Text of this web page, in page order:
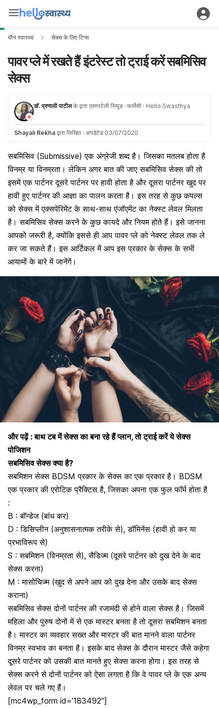
यौन स्वास्थ्य सेक्स के लिए टिप्स
पावर प्ले में रखते हैं इंटरेस्ट तो ट्राई करें सबमिसिव
सेक्स
डॉ. प्रणाली पाटीलके द्वारा एक्स्पर्टली रिव्यूड · फार्मेसी · Hello Swasthya
Shayali Rekha द्वारा लिखित · अपडेटेड 03/07/2020
सबमिसिव (Submissive) एक अंग्रेजी शब्द है। जिसका मतलब होता है
विनम्र या विनम्रता। लेकिन अगर बात की जाए सबमिसिव सेक्स की तो
इसमें एक पार्टनर दूसरे पार्टनर पर हावी होता है और दूसरा पार्टनर खुद पर
हावी हुए पार्टनर की आज्ञा का पालन करता है। इस तरह से कुछ कपल्स
को सेक्स में एक्सपेरिमेंट के साथ-साथ एंजॉएमेंट का नेक्स्ट लेवल मिलता
है। सबमिसिव सेक्स करने के कुछ कायदे और नियम होते हैं। इसे जानना
आपको जरूरी है, क्योंकि इससे ही आप पावर प्ले को नेक्स्ट लेवल तक ले
कर जा सकते हैं। इस आर्टिकल में आप इस प्रकार के सेक्स के सभी
आयामों के बारे में जानेंगें।
और पढ़ें :बाथ टब में सेक्स का बना रहे हैं प्लान, तो ट्राई करें ये सेक्स
पोजिशन
सबमिसिव सेक्स क्या है?
सबमिशन सेक्स BDSM प्रकार के सेक्स का एक प्रकार है। BDSM
एक प्रकार की एरोटिक प्रैक्टिस है, जिसका अपना एक फुल फॉर्म होता है
:
B : बॉन्डेज (बांध कर)
D : डिसिप्लीन (अनुशासनात्मक तरीके से), डॉमिनेंस (हावी हो कर या
प्रभाविरूप से)
S : सबमिशन (विनम्रता से), सैडिज्म (दूसरे पार्टनर को दुख देने के बाद
सेक्स करना)
M : मासोचिज्म (खुद से अपने आप को दुख देना और उसके बाद सेक्स
कराना)
सबमिसिव सेक्स दोनों पार्टनर की रजामंदी से होने वाला सेक्स है। जिसमें
महिला और पुरुष दोनों में से एक मास्टर बनता हैतो दूसरा सबमिशन बनता
है। मास्टर का व्यवहार सख्त और मास्टर की बात मानने वाला पार्टनर
विनम्र स्वभाव का बनता है। इसके बाद सेक्स के दौरान मास्टर जैसे कहेगा
दूसरे पार्टनर को उसकी बात मानते हुए सेक्स करना होगा। इस तरह से
सेक्स करने से दोनों पार्टनर को ऐसा लगता है कि वेपावर प्ले के एक अन्य
लेवल पर चले गए हैं।
[mc4wp_form id=’183492″]